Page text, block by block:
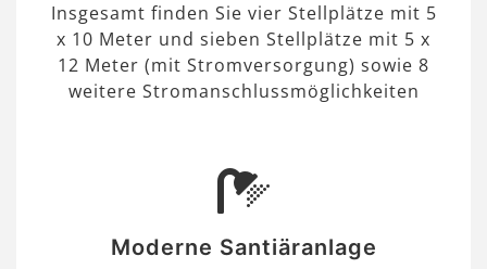
Insgesamt finden Sie vier Stellplätze mit 5
x 10 Meter und sieben Stellplätze mit 5 x
12 Meter (mit Stromversorgung) sowie 8
weitere Stromanschlussmöglichkeiten
Moderne Santiäranlage